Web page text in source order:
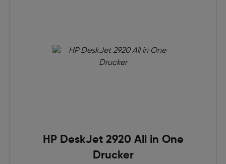
HP DeskJet 2920 All in One
Drucker